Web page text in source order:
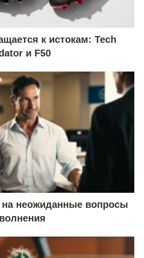
к истокам: Tech
и F50
на неожиданные вопросы